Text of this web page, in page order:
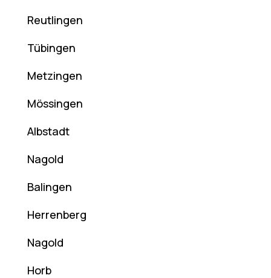
Reutlingen
Tübingen
Metzingen
Mössingen
Albstadt
Nagold
Balingen
Herrenberg
Nagold
Horb